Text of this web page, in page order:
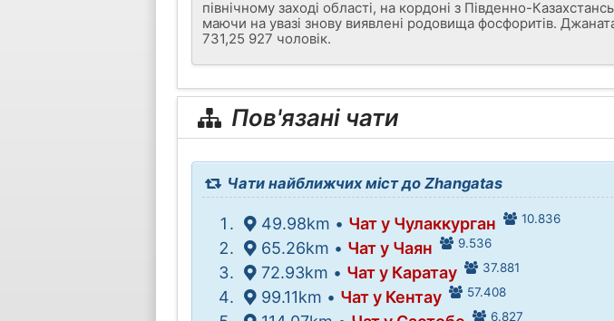
північному заході області, на кордоні з Південно-
маючи на увазі знову виявлені родовища фосфоритів.
731,25 927 чоловік.
Пов'язані чати
Чати найближчих міст до Zhangatas
49.98km • Чат у Чулаккурган 10.836
65.26km • Чат у Чаян 9.536
72.93km • Чат у Каратау 37.881
99.11km • Чат у Кентау 57.408
6.827